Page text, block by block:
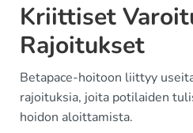
Kriittiset
Rajoitukset
Betapace-hoitoon liittyy
rajoituksia, joita potilaiden
hoidon aloittamista.